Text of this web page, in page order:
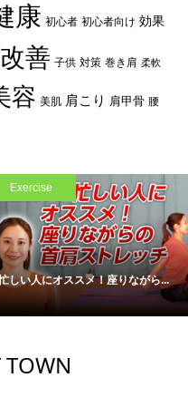
康 初心者 初心者向け 効果
善 子供 対策 巻き肩 柔軟
容 美肌 肩こり 肩甲骨 腰
Exercise
しい人にオススメ！座りながら...
TOWN